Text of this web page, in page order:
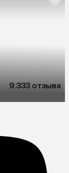
9.333 отзыва